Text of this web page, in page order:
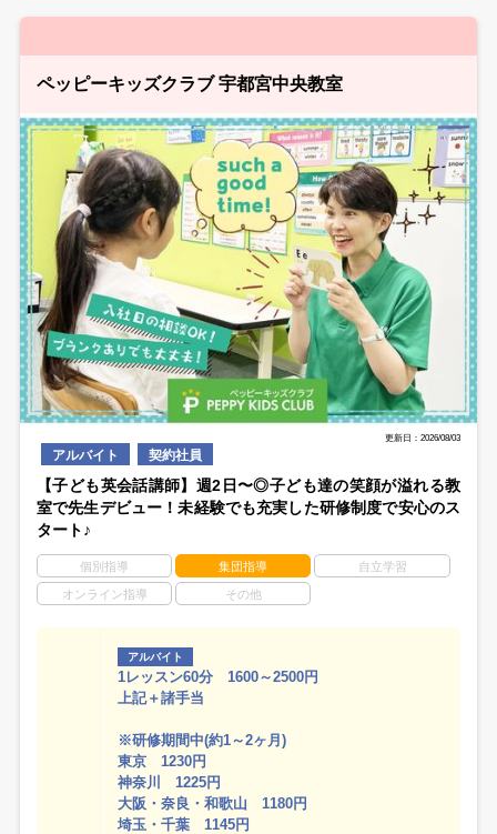
ペッピーキッズクラブ 宇都宮中央教室
更新日：2026/08/03
アルバイト 契約社員
【子ども英会話講師】週2日〜◎子ども達の笑顔が溢れる教
室で先生デビュー！未経験でも充実した研修制度で安心のス
タート♪
個別指導 集団指導 自立学習
オンライン指導 その他
アルバイト
1レッスン60分 1600～2500円
上記＋諸手当
※研修期間中(約1～2ヶ月)
東京 1230円
神奈川 1225円
大阪・奈良・和歌山 1180円
埼玉・千葉 1145円